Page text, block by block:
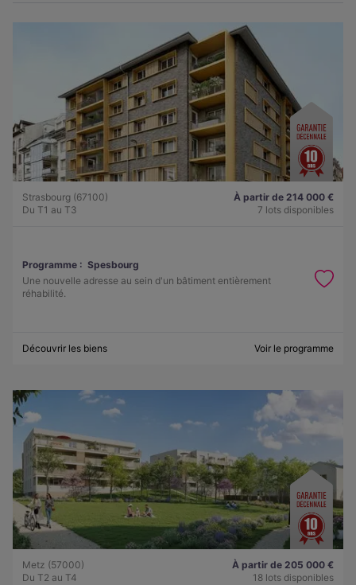
Strasbourg (67100)
Du T1 au T3
À partir de 214 000 €
7 lots disponibles
Programme : Spesbourg
Une nouvelle adresse au sein d'un bâtiment entièrement
réhabilité.
Découvrir les biens Voir le programme
Metz (57000)
Du T2 au T4
À partir de 205 000 €
18 lots disponibles